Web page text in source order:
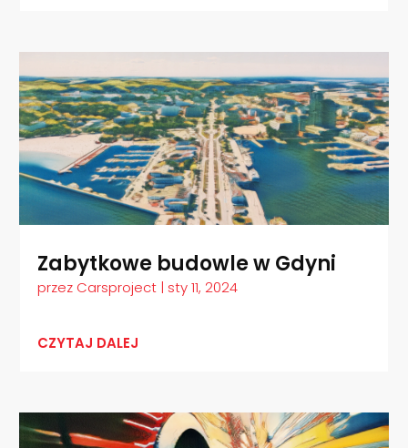
Zabytkowe budowle w Gdyni
przez Carsproject | sty 11, 2024
CZYTAJ DALEJ